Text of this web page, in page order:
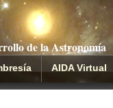
de la Astronomía
AIDA Virtual